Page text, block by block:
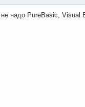
надо PureBasic, Visual